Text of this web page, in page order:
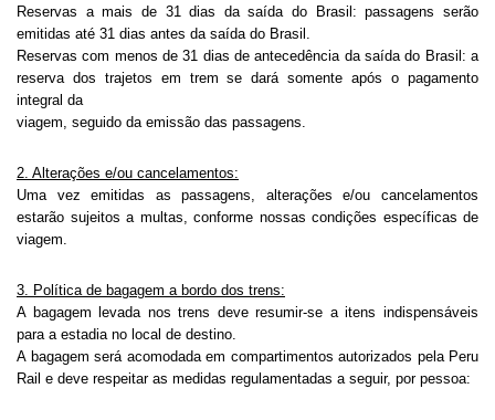
Reservas a mais de 31 dias da saída do Brasil: passagens serão
emitidas até 31 dias antes da saída do Brasil.
Reservas com menos de 31 dias de antecedência da saída do Brasil: a
reserva dos trajetos em trem se dará somente após o pagamento
integral da
viagem, seguido da emissão das passagens.
2. Alterações e/ou cancelamentos:
Uma vez emitidas as passagens, alterações e/ou cancelamentos
estarão sujeitos a multas, conforme nossas condições específicas de
viagem.
3. Política de bagagem a bordo dos trens:
A bagagem levada nos trens deve resumir-se a itens indispensáveis
para a estadia no local de destino.
A bagagem será acomodada em compartimentos autorizados pela Peru
Rail e deve respeitar as medidas regulamentadas a seguir, por pessoa: